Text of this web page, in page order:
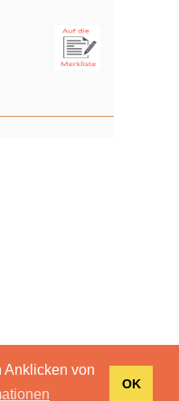
Anklicken von
OK